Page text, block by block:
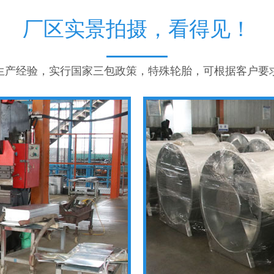
厂区实景拍摄，看得见！
产经验，实行国家三包政策，特殊轮胎，可根据客户要